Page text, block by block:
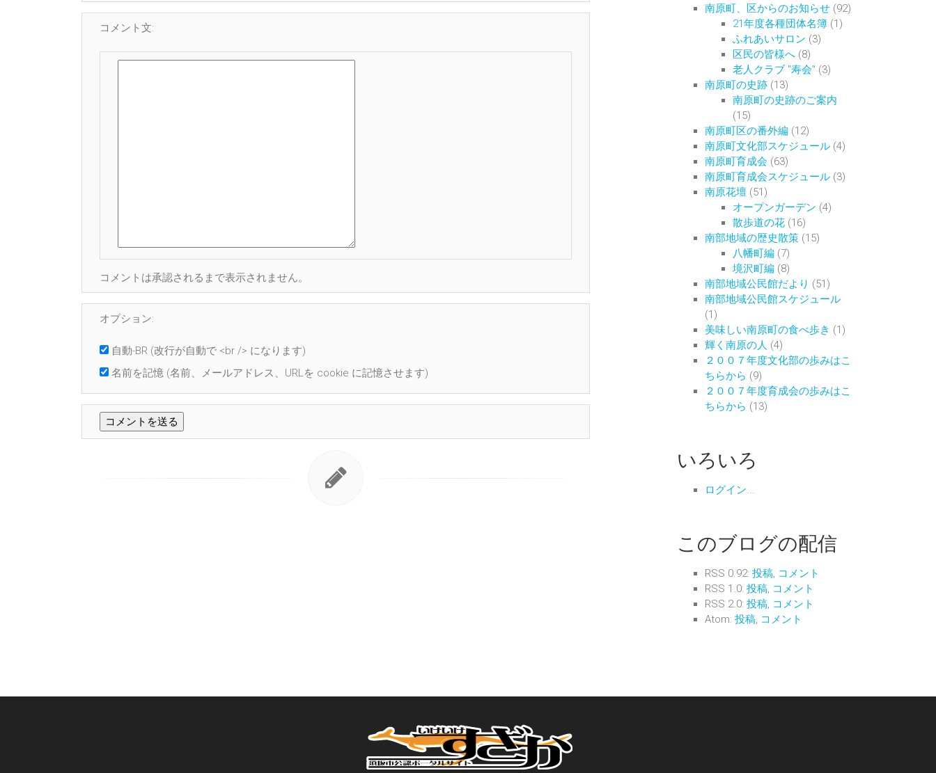
コメント文:
コメントは承認されるまで表示されません。
オプション:
自動-BR (改行が自動で <br /> になります)
名前を記憶 (名前、メールアドレス、URLを cookie に記憶させます)
南原町、区からのお知らせ (92)
21年度各種団体名簿 (1)
ふれあいサロン (3)
区民の皆様へ (8)
老人クラブ "寿会" (3)
南原町の史跡 (13)
南原町の史跡のご案内
(15)
南原町区の番外編 (12)
南原町文化部スケジュール (4)
南原町育成会 (63)
南原町育成会スケジュール (3)
南原花壇 (51)
オープンガーデン (4)
散歩道の花 (16)
南部地域の歴史散策 (15)
八幡町編 (7)
境沢町編 (8)
南部地域公民館だより (51)
南部地域公民館スケジュール
(1)
美味しい南原町の食べ歩き (1)
輝く南原の人 (4)
２００７年度文化部の歩みはこ
ちらから (9)
２００７年度育成会の歩みはこ
ちらから (13)
いろいろ
ログイン...
このブログの配信
RSS 0.92: 投稿, コメント
RSS 1.0: 投稿, コメント
RSS 2.0: 投稿, コメント
Atom: 投稿, コメント